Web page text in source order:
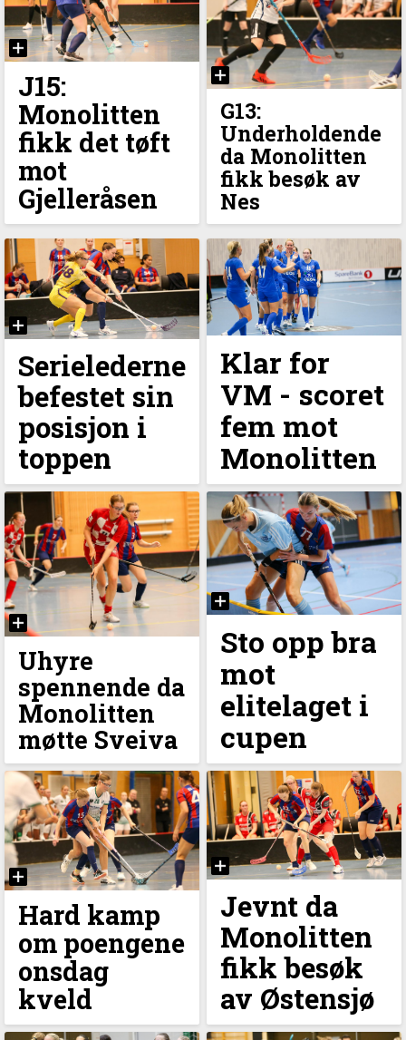
J15:
Monolitten
fikk det tøft
mot
Gjelleråsen
G13:
Underholdende
da Monolitten
fikk besøk av
Nes
Serielederne
befestet sin
posisjon i
toppen
Klar for
VM - scoret
fem mot
Monolitten
Uhyre
spennende da
Monolitten
møtte Sveiva
Sto opp bra
mot
elitelaget i
cupen
Hard kamp
om poengene
onsdag
kveld
Jevnt da
Monolitten
fikk besøk
av Østensjø